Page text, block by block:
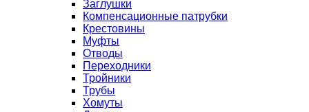
Заглушки
Компенсационные патрубки
Крестовины
Муфты
Отводы
Переходники
Тройники
Трубы
Хомуты